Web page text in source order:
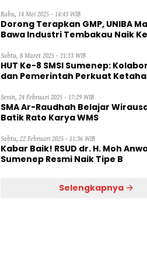
Rabu, 14 Mei 2025 - 14:43 WIB
Dorong Terapkan GMP, UNIBA
Bawa Industri Tembakau Naik
Sabtu, 8 Maret 2025 - 21:33 WIB
HUT Ke-8 SMSI Sumenep:
dan Pemerintah Perkuat
Senin, 24 Februari 2025 - 17:29 WIB
SMA Ar-Raudhah Belajar
Batik Rato Karya WMS
Sabtu, 22 Februari 2025 - 11:36 WIB
Kabar Baik! RSUD dr. H. Moh
Sumenep Resmi Naik Tipe B
Selengkapnya